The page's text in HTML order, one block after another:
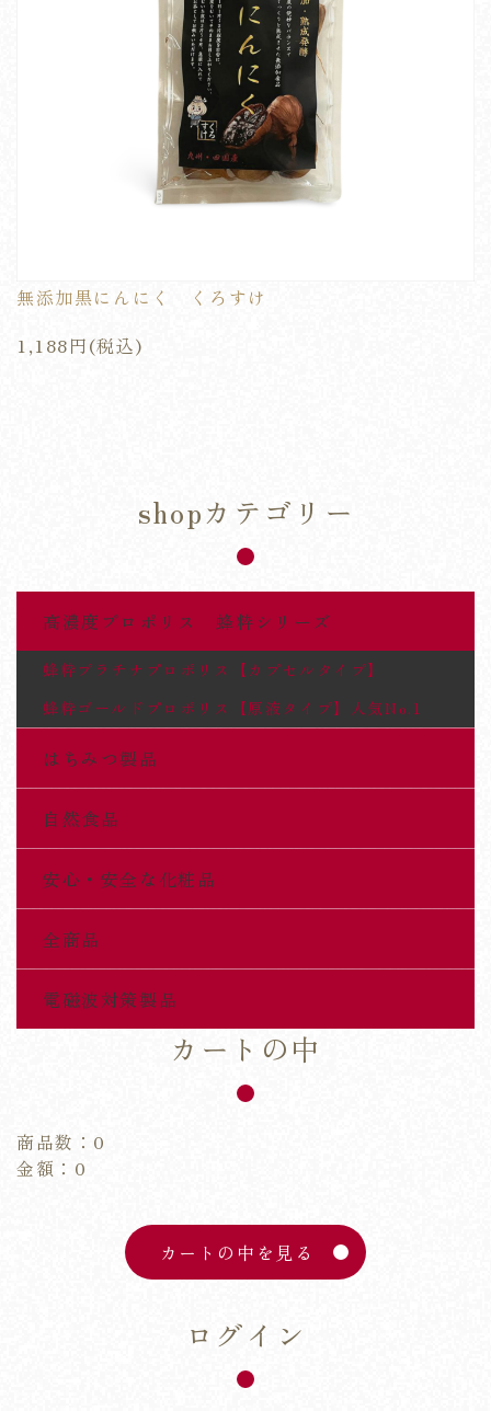
無添加黒にんにく くろすけ
1,188円(税込)
shopカテゴリー
高濃度プロポリス 蜂粋シリーズ
蜂粋プラチナプロポリス【カプセルタイプ】
蜂粋ゴールドプロポリス【原液タイプ】人気No.1
はちみつ製品
自然食品
安心・安全な化粧品
全商品
電磁波対策製品
カートの中
商品数：0
金額：0
カートの中を見る
ログイン